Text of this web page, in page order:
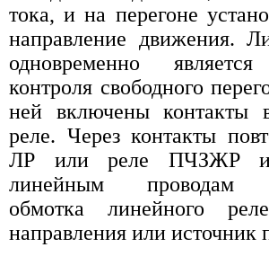
тока, и на перегоне
направление движения.
одновременно
контроля свободного
ней включены контакты
реле. Через контакты
ЛР или реле ПЧЗЖР
линейным проводам
обмотка линейного
направления или источник